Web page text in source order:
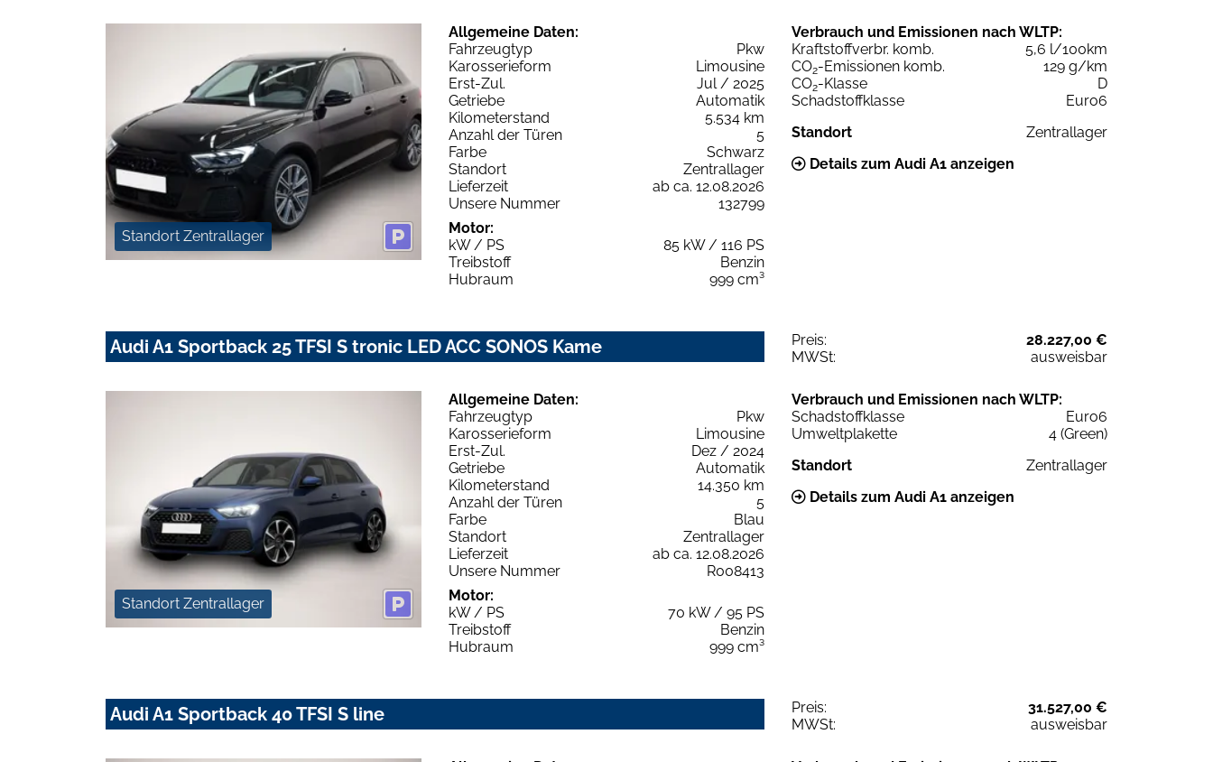
Standort Zentrallager
Allgemeine Daten:
Fahrzeugtyp
Pkw
Karosserieform
Limousine
Erst-Zul.
Jul / 2025
Getriebe
Automatik
Kilometerstand
5.534 km
Anzahl der Türen
5
Farbe
Schwarz
Standort
Zentrallager
Lieferzeit
ab ca. 12.08.2026
Unsere Nummer
132799
Motor:
kW / PS
85 kW / 116 PS
Treibstoff
Benzin
Hubraum
999 cm³
Verbrauch und Emissionen nach WLTP:
Kraftstoffverbr. komb.
5,6 l/100km
CO2-Emissionen komb.
129 g/km
CO2-Klasse
D
Schadstoffklasse
Euro6
Standort
Zentrallager
Details zum Audi A1 anzeigen
Audi A1 Sportback 25 TFSI S tronic LED ACC SONOS Kame Preis:
28.227,00 €
MWSt:
ausweisbar
Standort Zentrallager
Allgemeine Daten:
Fahrzeugtyp
Pkw
Karosserieform
Limousine
Erst-Zul.
Dez / 2024
Getriebe
Automatik
Kilometerstand
14.350 km
Anzahl der Türen
5
Farbe
Blau
Standort
Zentrallager
Lieferzeit
ab ca. 12.08.2026
Unsere Nummer
R008413
Motor:
kW / PS
70 kW / 95 PS
Treibstoff
Benzin
Hubraum
999 cm³
Verbrauch und Emissionen nach WLTP:
Schadstoffklasse
Euro6
Umweltplakette
4 (Green)
Standort
Zentrallager
Details zum Audi A1 anzeigen
Audi A1 Sportback 40 TFSI S line Preis:
31.527,00 €
MWSt:
ausweisbar